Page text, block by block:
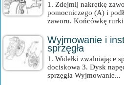
1. Zdejmij nakrętkę
pomocniczego (A) i
zaworu. Końcówkę rurki
Wyjmowanie i
sprzęgła
1. Widełki zwalniające
dociskowa 3. Dysk
sprzęgła Wyjmowanie...